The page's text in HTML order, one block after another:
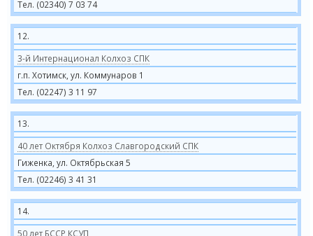
Тел. (02340) 7 03 74
12.
3-й Интернационал Колхоз СПК
г.п. Хотимск, ул. Коммунаров 1
Тел. (02247) 3 11 97
13.
40 лет Октября Колхоз Славгородский СПК
Гиженка, ул. Октябрьская 5
Тел. (02246) 3 41 31
14.
50 лет БССР КСУП